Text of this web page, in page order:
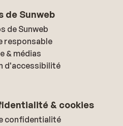
de Sunweb
de Sunweb
responsable
& médias
d'accessibilité
& cookies
confidentialité